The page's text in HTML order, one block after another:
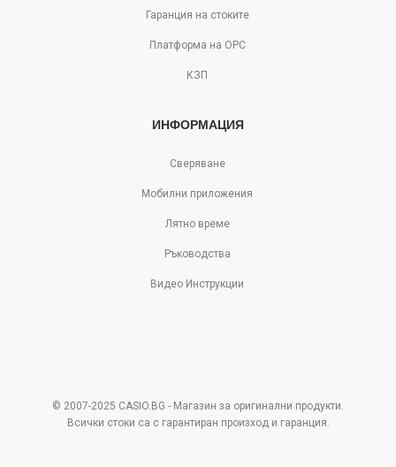
Гаранция на стоките
Платформа на ОРС
КЗП
ИНФОРМАЦИЯ
Сверяване
Мобилни приложения
Лятно време
Ръководства
Видео Инструкции
© 2007-2025 CASIO.BG - Магазин за оригинални продукти.
Всички стоки са с гарантиран произход и гаранция.